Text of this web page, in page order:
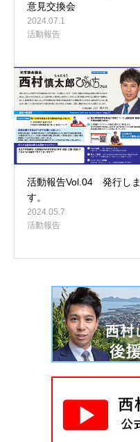
意見交換会
2024.07.1
活動報告
活動報告Vol.04 発行しま
す。
2024.05.7
活動報告